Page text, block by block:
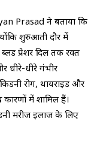
Prasad ने बताया कि
शुरुआती दौर में
प्रेशर दिल तक रक्त
धीरे-धीरे गंभीर
रोग, थायराइड और
कारणों में शामिल हैं।
मरीज इलाज के लिए